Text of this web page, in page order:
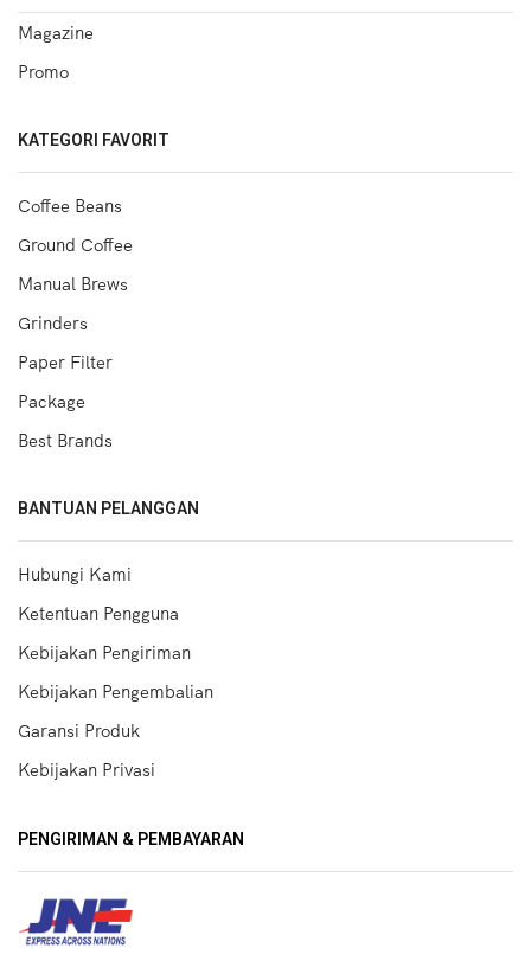
Magazine
Promo
KATEGORI FAVORIT
Coffee Beans
Ground Coffee
Manual Brews
Grinders
Paper Filter
Package
Best Brands
BANTUAN PELANGGAN
Hubungi Kami
Ketentuan Pengguna
Kebijakan Pengiriman
Kebijakan Pengembalian
Garansi Produk
Kebijakan Privasi
PENGIRIMAN & PEMBAYARAN